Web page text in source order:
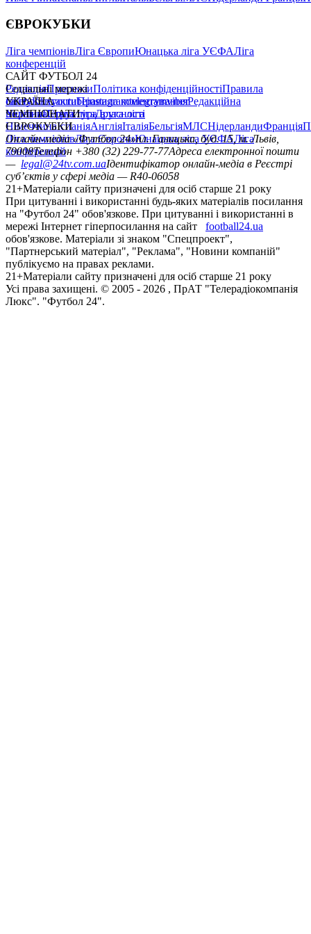
ЄВРОКУБКИ
Ліга чемпіонівЛіга ЄвропиЮнацька ліга УЄФАЛіга
конференцій
САЙТ ФУТБОЛ 24
РедакціяПрогнозиПолітика конфіденційностіПравила
сайтуКонтактиПравила коментуванняРедакційна
політикаСтруктура власності
Соціальні мережі
facebookxyoutubeinstagramtelegramviber
УКРАЇНА
УкраїнаПерша лігаДруга ліга
ЧЕМПІОНАТИ
НімеччинаІспаніяАнгліяІталіяБельгіяМЛСНідерландиФранція
ЄВРОКУБКИ
Ліга чемпіонівЛіга ЄвропиЮнацька ліга УЄФАЛіга
конференцій
Онлайн-медіа «Футбол 24»пл. Галицька, буд. 15, м. Львів,
79008Телефон +380 (32) 229-77-77Адреса електронної пошти
— legal@24tv.com.uaІдентифікатор онлайн-медіа в Реєстрі
суб’єктів у сфері медіа — R40-06058
21+Матеріали сайту призначені для осіб старше 21 року
При цитуванні і використанні будь-яких матеріалів посилання
на "Футбол 24" обов'язкове. При цитуванні і використанні в
мережі Інтернет гіперпосилання на сайт
football24.ua
обов'язкове. Матеріали зі знаком "Спецпроект",
"Партнерський матеріал", "Реклама", "Новини компаній"
публікуємо на правах реклами.
21+Матеріали сайту призначені для осіб старше 21 року
Усi права захищенi. © 2005 - 2026 , ПрАТ "Телерадіокомпанія
Люкс". "Футбол 24".